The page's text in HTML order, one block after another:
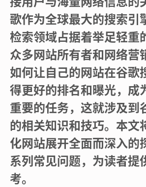
歌作为全球最大的搜索引
检索领域占据着举足轻重
众多网站所有者和网络营
如何让自己的网站在谷歌
得更好的排名和曝光，成
重要的任务，这就涉及到
的相关知识和技巧。本文
化网站展开全面而深入的
系列常见问题，为读者提
考。